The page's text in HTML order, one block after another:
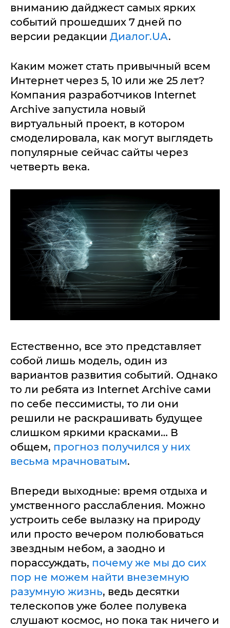
вниманию дайджест самых ярких
событий прошедших 7 дней по
версии редакции Диалог.UA.
Каким может стать привычный всем
Интернет через 5, 10 или же 25 лет?
Компания разработчиков Internet
Archive запустила новый
виртуальный проект, в котором
смоделировала, как могут выглядеть
популярные сейчас сайты через
четверть века.
Естественно, все это представляет
собой лишь модель, один из
вариантов развития событий. Однако
то ли ребята из Internet Archive сами
по себе пессимисты, то ли они
решили не раскрашивать будущее
слишком яркими красками… В
общем, прогноз получился у них
весьма мрачноватым.
Впереди выходные: время отдыха и
умственного расслабления. Можно
устроить себе вылазку на природу
или просто вечером полюбоваться
звездным небом, а заодно и
порассуждать, почему же мы до сих
пор не можем найти внеземную
разумную жизнь, ведь десятки
телескопов уже более полувека
слушают космос, но пока так ничего и